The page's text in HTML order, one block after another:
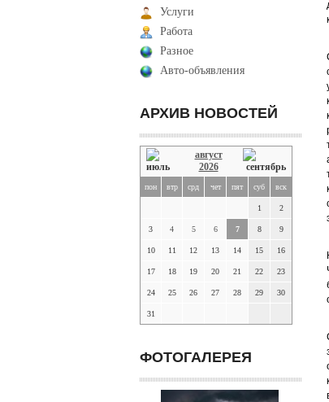
Услуги
Работа
Разное
Авто-объявления
АРХИВ НОВОСТЕЙ
август
2026
пон втр срд чет пят суб вск
1 2
3 4 5 6 7 8 9
10 11 12 13 14 15 16
17 18 19 20 21 22 23
24 25 26 27 28 29 30
31
ФОТОГАЛЕРЕЯ